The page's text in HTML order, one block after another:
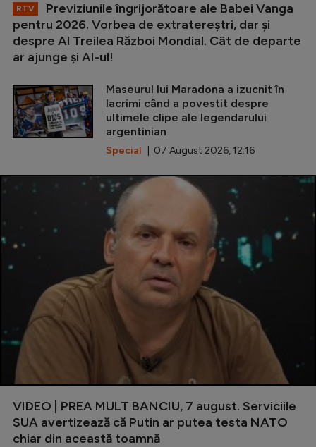
RTV
Previziunile îngrijorătoare ale Babei Vanga
pentru 2026. Vorbea de extratereștri, dar și
despre Al Treilea Război Mondial. Cât de departe
ar ajunge și AI-ul!
Maseurul lui Maradona a izucnit în
lacrimi când a povestit despre
ultimele clipe ale legendarului
argentinian
Special | 07 August 2026, 12:16
VIDEO | PREA MULT BANCIU, 7 august. Serviciile
SUA avertizează că Putin ar putea testa NATO
chiar din această toamnă